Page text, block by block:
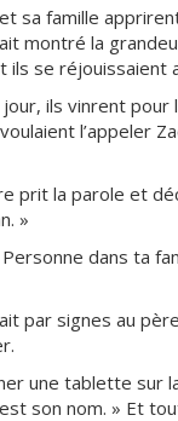
sa famille
montré la
ils se réjouissaient
ils vinrent pour
l’appeler
prit la parole et
»
Personne dans ta
par signes au
une tablette sur
son nom. » Et